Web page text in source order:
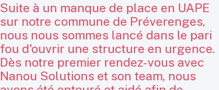
Suite à un manque de place en UAPE
sur notre commune de Préverenges,
nous nous sommes lancé dans le pari
fou d'ouvrir une structure en urgence.
Dès notre premier rendez-vous avec
Nanou Solutions et son team, nous